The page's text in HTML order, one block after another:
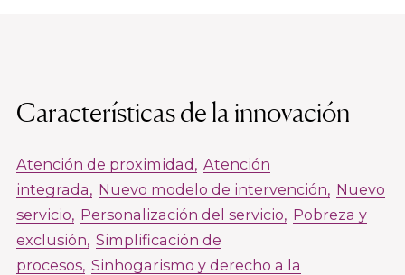
Características de la innovación
Atención de proximidad Atención
integrada
Nuevo modelo de intervención Nuevo
servicio Personalización del servicio Pobreza y
exclusión Simplificación de
procesos Sinhogarismo y derecho a la